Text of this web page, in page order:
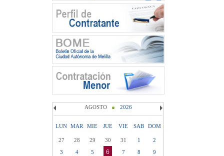
AGOSTO 2026
LUN MAR MIE JUE VIE SAB DOM
27 28 29 30 31 1
2
3
4 5 6 7 8
9